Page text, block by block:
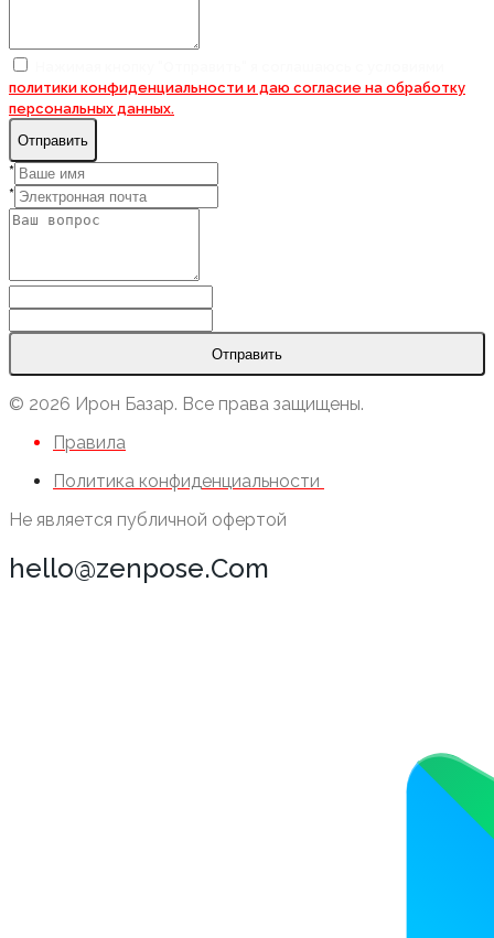
политики конфиденциальности и даю согласие на обработку
персональных данных.
Отправить
*
*
Отправить
© 2026 Ирон Базар. Все права защищены.
Правила
Политика конфиденциальности
Не является публичной офертой
hello@zenpose.Com